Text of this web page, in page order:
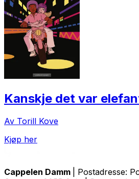
Kanskje det var
Av Torill Kove
Kjøp her
Cappelen Damm
| Postadresse: